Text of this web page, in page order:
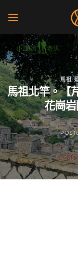
馬祖,
馬祖北竿。【
花崗